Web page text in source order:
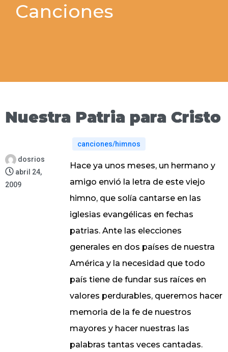
Canciones
Nuestra Patria para Cristo
dosrios
abril 24,
2009
canciones/himnos
Hace ya unos meses, un hermano y
amigo envió la letra de este viejo
himno, que solía cantarse en las
iglesias evangélicas en fechas
patrias. Ante las elecciones
generales en dos países de nuestra
América y la necesidad que todo
país tiene de fundar sus raíces en
valores perdurables, queremos hacer
memoria de la fe de nuestros
mayores y hacer nuestras las
palabras tantas veces cantadas.